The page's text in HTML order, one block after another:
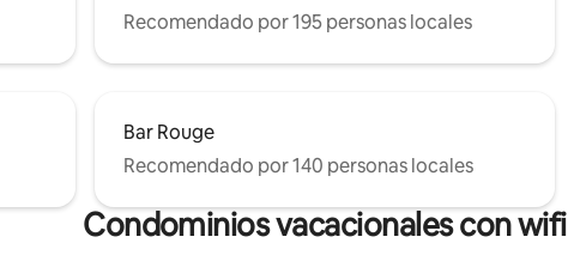
Recomendado por 195 personas locales
Bar Rouge
Recomendado por 140 personas locales
Condominios vacacionales con wifi